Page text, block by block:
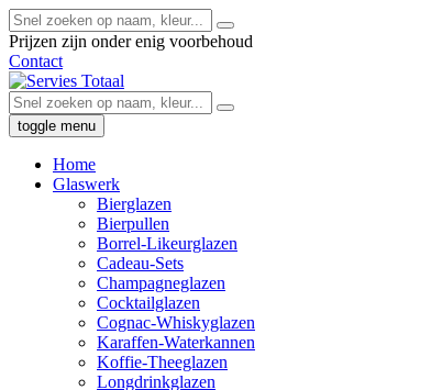
Prijzen zijn onder enig voorbehoud
Contact
toggle menu
Home
Glaswerk
Bierglazen
Bierpullen
Borrel-Likeurglazen
Cadeau-Sets
Champagneglazen
Cocktailglazen
Cognac-Whiskyglazen
Karaffen-Waterkannen
Koffie-Theeglazen
Longdrinkglazen